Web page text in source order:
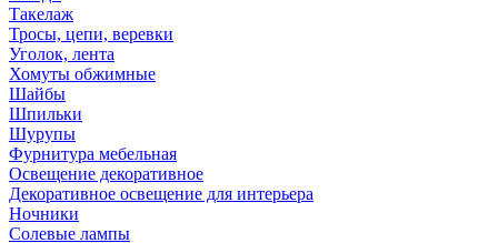
Такелаж
Тросы, цепи, веревки
Уголок, лента
Хомуты обжимные
Шайбы
Шпильки
Шурупы
Фурнитура мебельная
Освещение декоративное
Декоративное освещение для интерьера
Ночники
Солевые лампы